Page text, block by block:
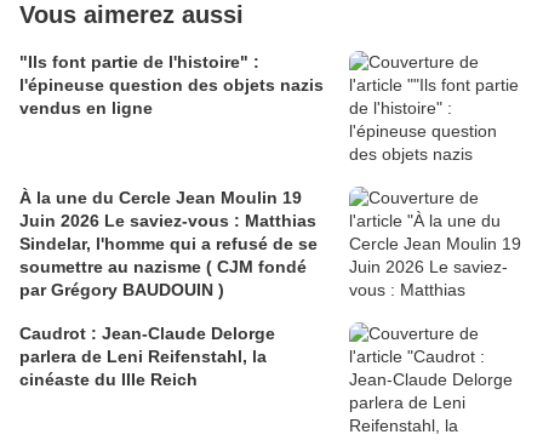
Vous aimerez aussi
"Ils font partie de l'histoire" :
l'épineuse question des objets nazis
vendus en ligne
À la une du Cercle Jean Moulin 19
Juin 2026 Le saviez-vous : Matthias
Sindelar, l'homme qui a refusé de se
soumettre au nazisme ( CJM fondé
par Grégory BAUDOUIN )
Caudrot : Jean-Claude Delorge
parlera de Leni Reifenstahl, la
cinéaste du IIIe Reich